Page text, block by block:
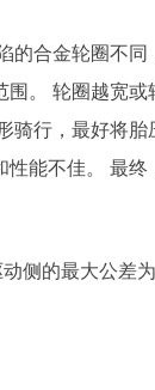
的合金轮圈不同
。
轮圈越宽或
行，最好将胎
能不佳。
最终
动侧的最大公差为